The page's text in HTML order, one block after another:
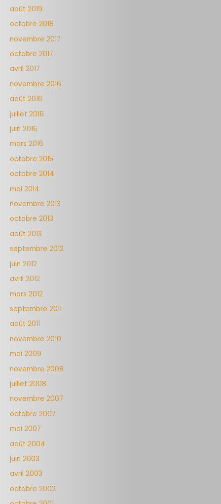
août 2019
octobre 2018
novembre 2017
octobre 2017
avril 2017
novembre 2016
août 2016
juillet 2016
juin 2016
mars 2016
octobre 2015
octobre 2014
mai 2014
novembre 2013
octobre 2013
août 2013
septembre 2012
juin 2012
avril 2012
mars 2012
septembre 2011
août 2011
novembre 2010
mai 2009
novembre 2008
juillet 2008
novembre 2007
octobre 2007
mai 2007
août 2004
juin 2003
avril 2003
octobre 2002